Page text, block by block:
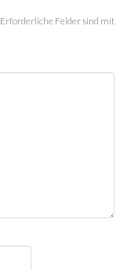
Erforderliche Felder sind mit